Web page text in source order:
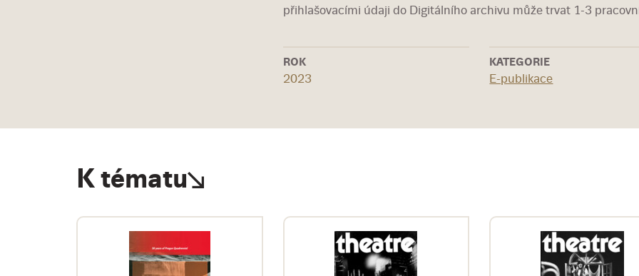
přihlašovacími údaji do Digitálního archivu může trvat 1-3
ROK
2023
KATEGORIE
E-publikace
K tématu